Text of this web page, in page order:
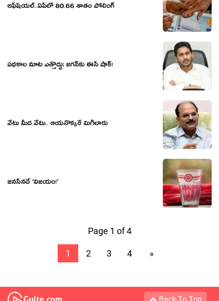
అఫీషియల్..ఏపీలో 80.66 శాతం పోలింగ్
ప‌థ‌కాల మాట ఎత్తొద్దు: జ‌గ‌న్‌కు ఈసీ షాక్‌!
వేటు మీద వేటు.. ఆయనొక్కరే మిగిలారు
జ‌న‌సేనదే ‘విజ‌యం!’
Page 1 of 4
1 2 3 4 »
Back To Top